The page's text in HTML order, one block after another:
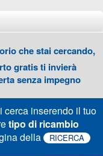
che stai cercando,
gratis ti invierà
senza impegno
cerca inserendo il tuo
tipo di ricambio
della RICERCA